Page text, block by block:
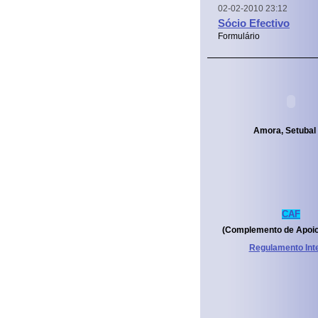
02-02-2010 23:12
Sócio Efectivo
Formulário
Amora, Setubal
CAF
(Complemento de
Regulamento